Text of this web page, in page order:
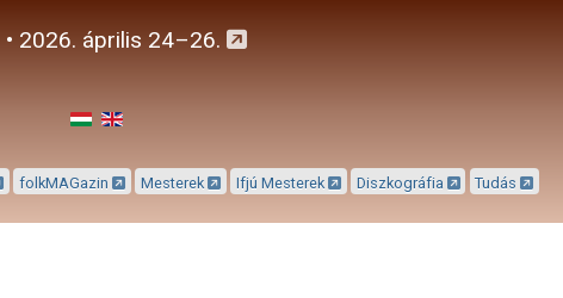
2026. április 24–26.
folkMAGazin Mesterek Ifjú Mesterek Diszkográfia Tudás